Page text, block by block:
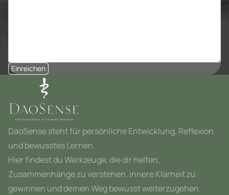
Einreichen
DaoSense steht für persönliche Entwicklung, Reflexion
und bewusstes Lernen.
Hier findest du Werkzeuge, die dir helfen,
Zusammenhänge zu verstehen, innere Klarheit zu
gewinnen und deinen Weg bewusst weiterzugehen.